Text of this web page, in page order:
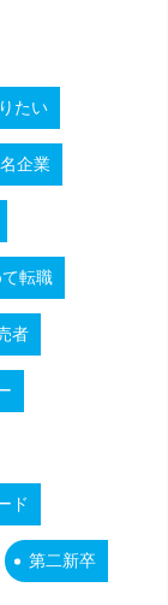
たい
企業
転職
者
ド
第二新卒